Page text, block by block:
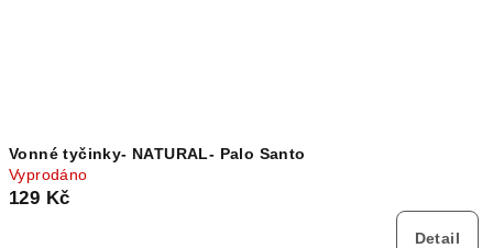
Vonné tyčinky- NATURAL- Palo Santo
Vyprodáno
129 Kč
Detail